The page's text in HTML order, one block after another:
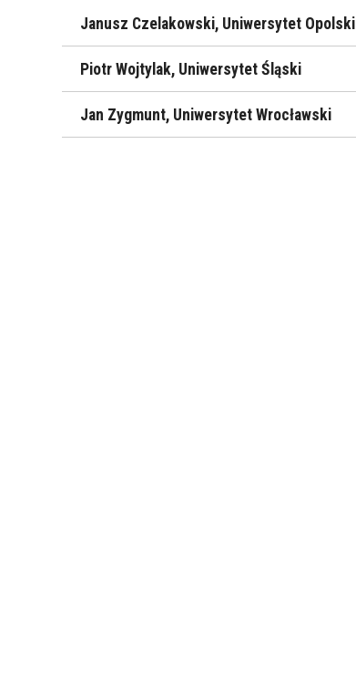
Janusz Czelakowski, Uniwersytet Opolski
Piotr Wojtylak, Uniwersytet Śląski
Jan Zygmunt, Uniwersytet Wrocławski